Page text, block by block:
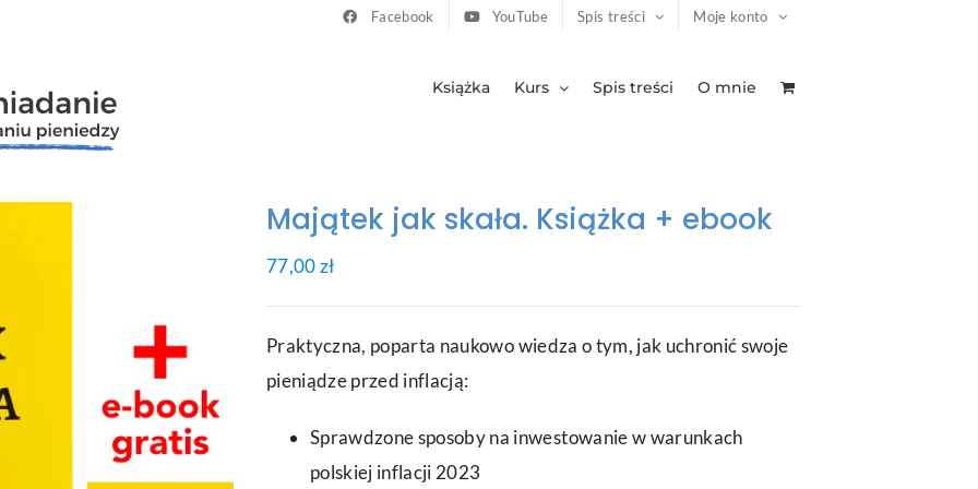
Facebook YouTube Spis treści Moje konto
Książka Kurs Spis treści O mnie
Majątek jak skała. Książka + ebook
77,00zł
Praktyczna, poparta naukowo wiedza o tym, jak uchronić swoje
pieniądze przed inflacją:
Sprawdzone sposoby na inwestowanie w warunkach
polskiej inflacji 2023